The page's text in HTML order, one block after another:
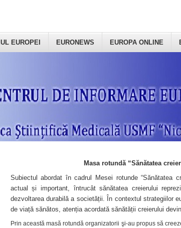
EUROPEI EURONEWS EUROPA ONLINE
Masa rotundă “Sănătatea
Subiectul abordat în cadrul Mesei rotunde “Sănătatea
actual și important, întrucât sănătatea creierului
dezvoltarea durabilă a societății. În contextul strategiilor
de viață sănătos, atenția acordată sănătății creierului
Prin această masă rotundă organizatorii şi-au propus să